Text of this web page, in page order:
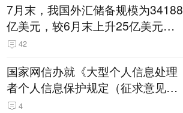
7月末，我国外汇储备规模为34188
亿美元，较6月末上升25亿美元，
升幅为0.07%
42
国家网信办就《大型个人信息处理
者个人信息保护规定（征求意见
稿）》公开征求意见
4